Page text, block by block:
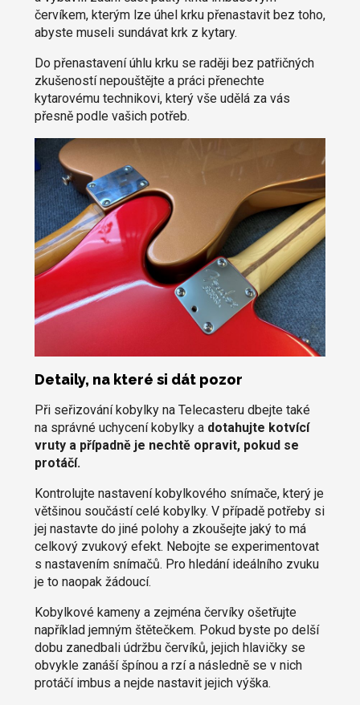
červíkem, kterým lze úhel krku přenastavit bez toho,
abyste museli sundávat krk z kytary.
Do přenastavení úhlu krku se raději bez patřičných
zkušeností nepouštějte a práci přenechte
kytarovému technikovi, který vše udělá za vás
přesně podle vašich potřeb.
Detaily, na které si dát pozor
Při seřizování kobylky na Telecasteru dbejte také
na správné uchycení kobylky a dotahujte kotvící
vruty a případně je nechtě opravit, pokud se
protáčí.
Kontrolujte nastavení kobylkového snímače, který je
většinou součástí celé kobylky. V případě potřeby si
jej nastavte do jiné polohy a zkoušejte jaký to má
celkový zvukový efekt. Nebojte se experimentovat
s nastavením snímačů. Pro hledání ideálního zvuku
je to naopak žádoucí.
Kobylkové kameny a zejména červíky ošetřujte
například jemným štětečkem. Pokud byste po delší
dobu zanedbali údržbu červíků, jejich hlavičky se
obvykle zanáší špínou a rzí a následně se v nich
protáčí imbus a nejde nastavit jejich výška.